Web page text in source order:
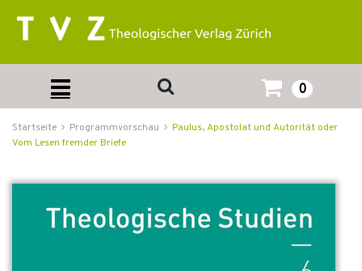
0
Startseite Programmvorschau
Paulus, Apostolat und Autorität oder
Vom Lesen fremder Briefe